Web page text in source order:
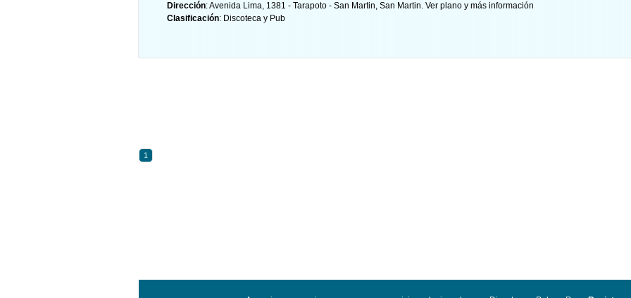
Dirección: Avenida Lima, 1381 - Tarapoto - San Martin, San Martin. Ver plano y más información
Clasificación: Discoteca y Pub
1